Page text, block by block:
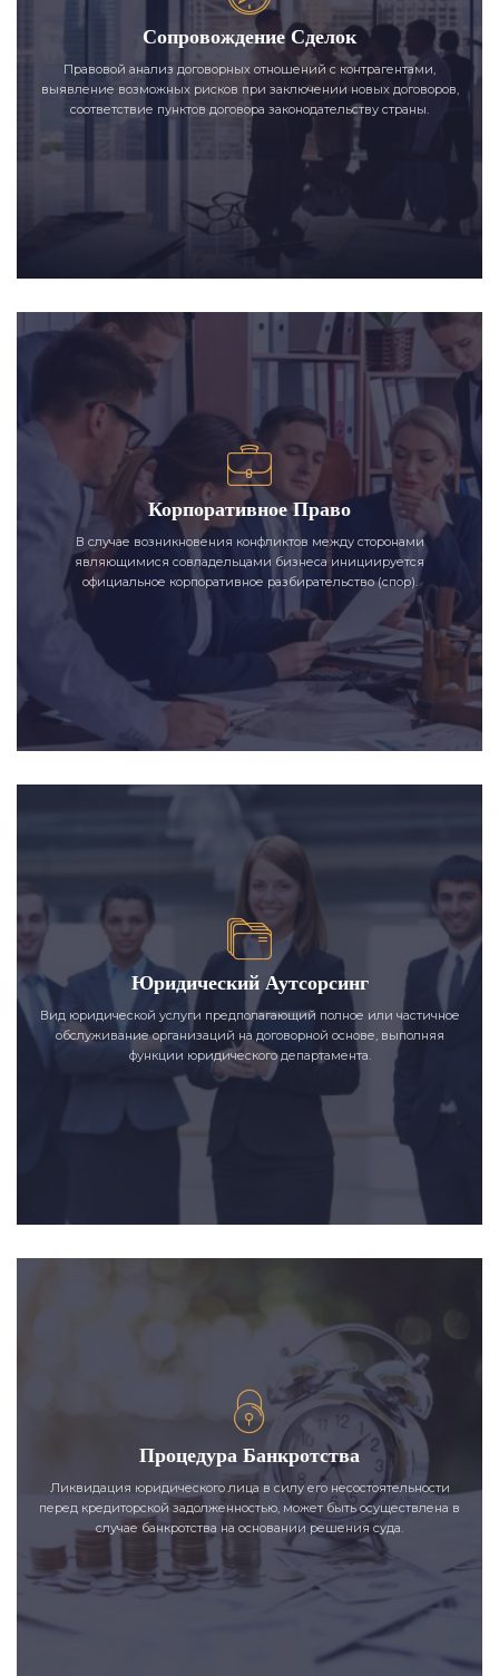
Сопровождение Сделок
Правовой анализ договорных отношений с контрагентами,
выявление возможных рисков при заключении новых договоров,
соответствие пунктов договора законодательству страны.
Корпоративное Право
В случае возникновения конфликтов между сторонами
являющимися совладельцами бизнеса инициируется
официальное корпоративное разбирательство (спор).
Юридический Аутсорсинг
Вид юридической услуги предполагающий полное или частичное
обслуживание организаций на договорной основе, выполняя
функции юридического департамента.
Процедура Банкротства
Ликвидация юридического лица в силу его несостоятельности
перед кредиторской задолженностью, может быть осуществлена в
случае банкротства на основании решения суда.